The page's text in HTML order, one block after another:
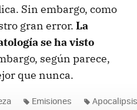
Sin embargo, como
gran error. La
se ha visto
según parece,
que nunca.
Emisiones Apocalipsis